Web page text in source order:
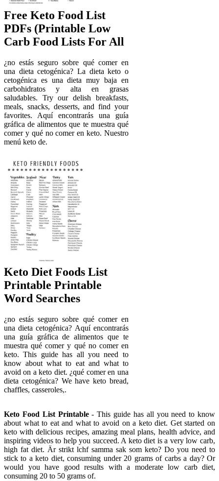
Free Keto Food List
PDFs (Printable Low
Carb Food Lists For All
¿no estás seguro sobre qué comer en
una dieta cetogénica? La dieta keto o
cetogénica es una dieta muy baja en
carbohidratos y alta en grasas
saludables. Try our delish breakfasts,
meals, snacks, desserts, and find your
favorites. Aquí encontrarás una guía
gráfica de alimentos que te muestra qué
comer y qué no comer en keto. Nuestro
menú keto de.
Keto Diet Foods List
Printable Printable
Word Searches
¿no estás seguro sobre qué comer en
una dieta cetogénica? Aquí encontrarás
una guía gráfica de alimentos que te
muestra qué comer y qué no comer en
keto. This guide has all you need to
know about what to eat and what to
avoid on a keto diet. ¿qué comer en una
dieta cetogénica? We have keto bread,
chaffles, casseroles,.
Keto Food List Printable- This guide has all you need to know
about what to eat and what to avoid on a keto diet. Get started on
keto with delicious recipes, amazing meal plans, health advice, and
inspiring videos to help you succeed. A keto diet is a very low carb,
high fat diet. Är strikt lchf samma sak som keto? Do you need to
stick to a keto diet, consuming under 20 grams of carbs a day? Or
would you have good results with a moderate low carb diet,
consuming 20 to 50 grams of.